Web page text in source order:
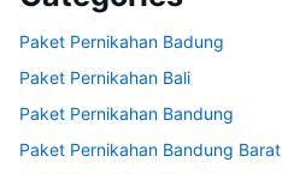
Paket Pernikahan Badung
Paket Pernikahan Bali
Paket Pernikahan Bandung
Paket Pernikahan Bandung Barat